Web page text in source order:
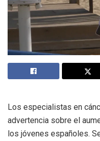
Los especialistas en
advertencia sobre el
los jóvenes españoles.